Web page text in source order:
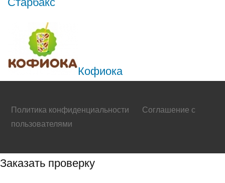
Кофиока
Политика конфиденциальности
Соглашение с
пользователями
Заказать проверку